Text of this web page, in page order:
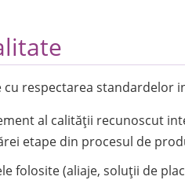
respectarea standardelor
al calității recunoscut
etape din procesul de
folosite (aliaje, soluții de